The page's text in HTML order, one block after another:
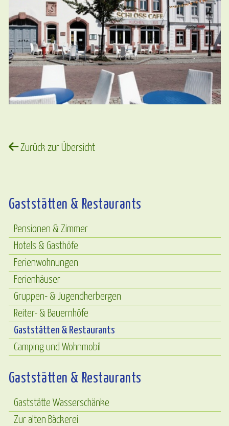
Zurück zur Übersicht
Gaststätten & Restaurants
Pensionen & Zimmer
Hotels & Gasthöfe
Ferienwohnungen
Ferienhäuser
Gruppen- & Jugendherbergen
Reiter- & Bauernhöfe
Gaststätten & Restaurants
Camping und Wohnmobil
Gaststätten & Restaurants
Gaststätte Wasserschänke
Zur alten Bäckerei